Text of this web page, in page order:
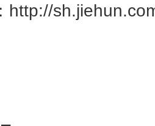
http://